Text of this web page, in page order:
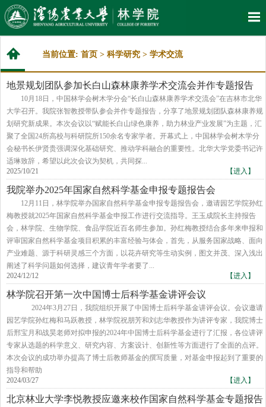
当前位置: 首页 > 科学研究 > 学术交流
地景规划团队参加长白山森林康养学术交流会并作专题报告
10月18日，中国林学会树木学分会“长白山森林康养学术交流会”在吉林市北华
大学召开。我院张智教授带队参会并作专题报告，分享了地景规划团队森林康养规
划研究新成果。本次会议以“赋能长白山绿色康养，助力林业产业发展”为主题，汇
聚了全国24所高校与科研院所150余名专家学者。开幕式上，中国林学会树木学分
会秘书长伊贤贵强调深化基础研究、推动学科融合的重要性。北华大学党委书记许
适琳致辞，希望以此次会议为契机，共同探...
【进入】
2025/10/21
我院举办2025年国家自然科学基金申报专题报告会
​12月11日，林学院举办国家自然科学基金申报专题报告会，邀请园艺学院孙红
梅教授就2025年国家自然科学基金申报工作进行交流指导。王玉成院长主持报告
会，林学院、生物学院、食品学院近百名师生参加。孙红梅教授结合多年来申报和
评审国家自然科学基金项目积累的丰富经验与体会，首先，从服务国家战略、面向
产业难题、源于科研灵感三个方面，以花卉研究等生动实例，图文并茂、深入浅出
阐述了科学问题如何选择，建议青年学者要了...
【进入】
2024/12/12
林学院召开第一次中国博士后科学基金讲评会议
2024年3月27日，我院组织开展了中国博士后科学基金讲评会议。会议邀请
园艺学院孙红梅和马跃教授，林学院祝朋芳和刘志华教授作为讲评专家，我院博士
后邢宝月和战昊老师对拟申报的2024年中国博士后科学基金进行了汇报，各位讲评
专家从选题的科学意义、研究内容、方案设计、创新性等方面进行了全面的点评。
本次会议的成功举办提高了博士后教师基金的撰写质量，对基金申报起到了重要的
指导和帮助
【进入】
2024/03/27
北京林业大学李悦教授应邀来校作国家自然科学基金专题报告